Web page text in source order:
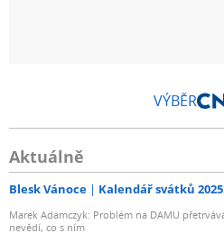
VÝBĚR
Aktuálně
Blesk Vánoce Kalendář svátků 2025
Marek Adamczyk: Problém na DAMU
nevědí, co s ním